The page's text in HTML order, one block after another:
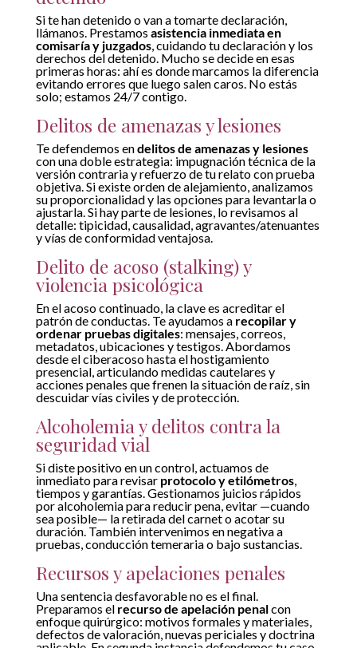
Si te han detenido o van a tomarte declaración,
llámanos. Prestamos asistencia inmediata en
comisaría y juzgados, cuidando tu declaración y los
derechos del detenido. Mucho se decide en esas
primeras horas: ahí es donde marcamos la diferencia
evitando errores que luego salen caros. No estás
solo; estamos 24/7 contigo.
Delitos de amenazas y lesiones
Te defendemos endelitos de amenazas y lesiones
con una doble estrategia: impugnación técnica de la
versión contraria y refuerzo de tu relato con prueba
objetiva. Si existe orden de alejamiento, analizamos
su proporcionalidad y las opciones para levantarla o
ajustarla. Si hay parte de lesiones, lo revisamos al
detalle: tipicidad, causalidad, agravantes/atenuantes
y vías de conformidad ventajosa.
Delito de acoso (stalking) y
violencia psicológica
En el acoso continuado, la clave es acreditar el
patrón de conductas. Te ayudamos a recopilar y
ordenar pruebas digitales: mensajes, correos,
metadatos, ubicaciones y testigos. Abordamos
desde el ciberacoso hasta el hostigamiento
presencial, articulando medidas cautelares y
acciones penales que frenen la situación de raíz, sin
descuidar vías civiles y de protección.
Alcoholemia y delitos contra la
seguridad vial
Si diste positivo en un control, actuamos de
inmediato para revisar protocolo y etilómetros,
tiempos y garantías. Gestionamos juicios rápidos
por alcoholemia para reducir pena, evitar —cuando
sea posible— la retirada del carnet o acotar su
duración. También intervenimos en negativa a
pruebas, conducción temeraria o bajo sustancias.
Recursos y apelaciones penales
Una sentencia desfavorable no es el final.
Preparamos el recurso de apelación penalcon
enfoque quirúrgico: motivos formales y materiales,
defectos de valoración, nuevas periciales y doctrina